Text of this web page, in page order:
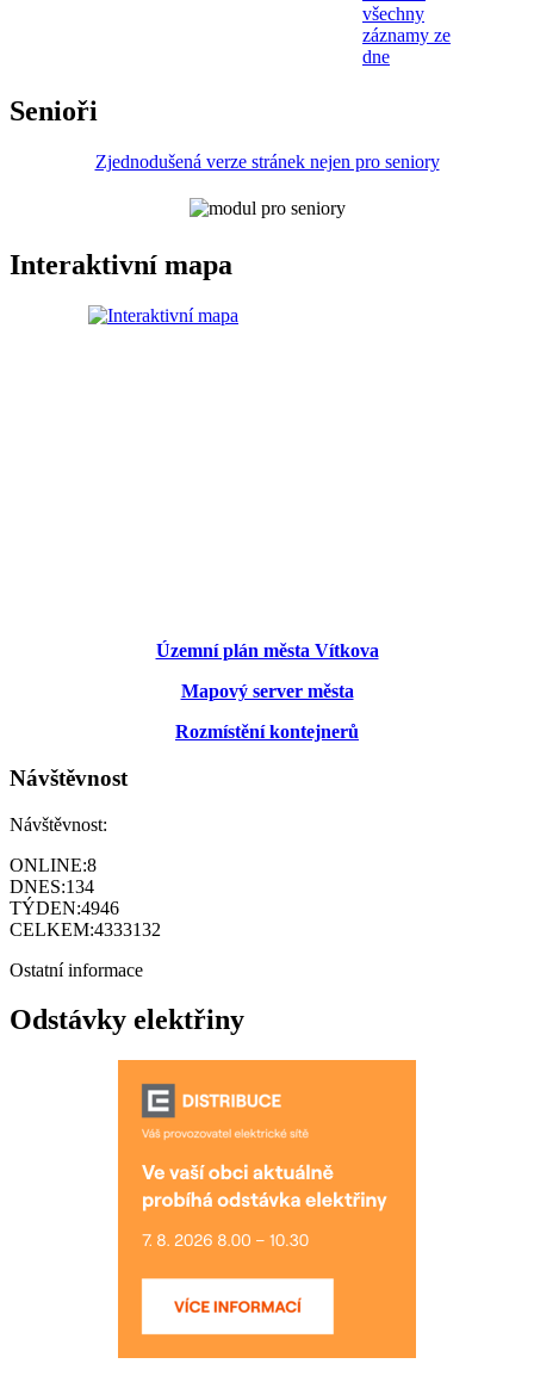
všechny
záznamy ze
dne
Senioři
Zjednodušená verze stránek nejen pro seniory
Interaktivní mapa
Územní plán města Vítkova
Mapový server města
Rozmístění kontejnerů
Návštěvnost
Návštěvnost:
ONLINE:8
DNES:134
TÝDEN:4946
CELKEM:4333132
Ostatní informace
Odstávky elektřiny